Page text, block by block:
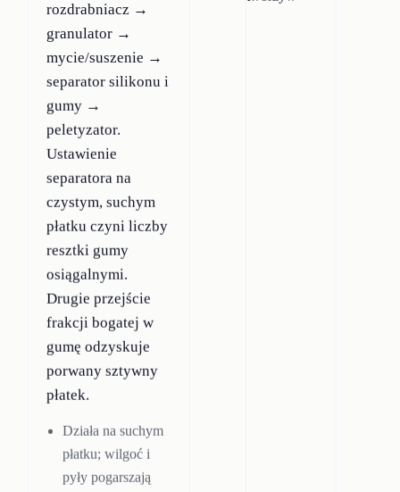
rozdrabniacz →
granulator →
mycie/suszenie →
separator silikonu i
gumy →
peletyzator.
Ustawienie
separatora na
czystym, suchym
płatku czyni liczby
resztki gumy
osiągalnymi.
Drugie przejście
frakcji bogatej w
gumę odzyskuje
porwany sztywny
płatek.
Działa na suchym
płatku; wilgoć i
pyły pogarszają